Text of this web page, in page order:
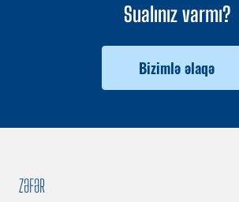
Sualınız varmı?
Bizimlə əlaqə
ZƏFƏR